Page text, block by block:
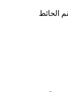
الحائط